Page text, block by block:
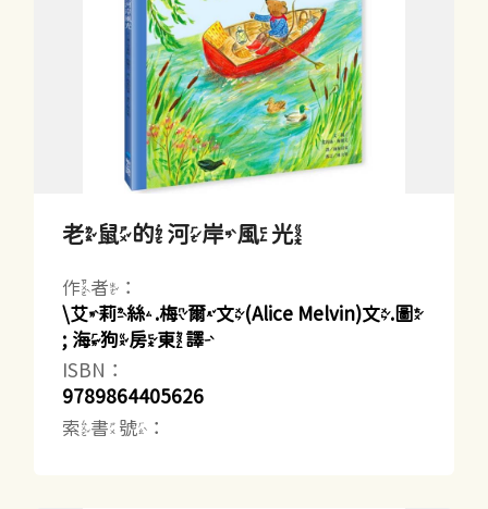
老鼠的河岸風光
作者：
\艾莉絲.梅爾文(Alice Melvin)文.圖
; 海狗房東譯
ISBN：
9789864405626
索書號：